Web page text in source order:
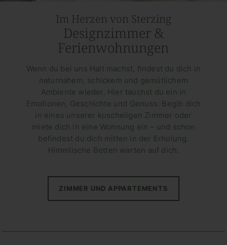
Im Herzen von Sterzing
Designzimmer &
Ferienwohnungen
Wenn du bei uns Halt machst, findest du dich in
naturnahem, schickem und gemütlichem
Ambiente wieder. Hier tauchst du ein in
Emotionen, Geschichte und Genuss. Begib dich
in eines unserer kuscheligen Zimmer oder
miete dich in eine Wohnung ein – und schon
befindest du dich mitten in der Erholung.
Himmlische Betten warten auf dich.
ZIMMER UND APPARTEMENTS